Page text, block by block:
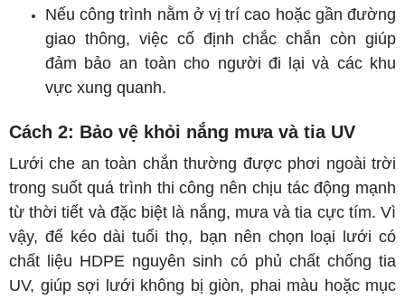
Nếu công trình nằm ở vị trí cao hoặc gần đường
giao thông, việc cố định chắc chắn còn giúp
đảm bảo an toàn cho người đi lại và các khu
vực xung quanh.
Cách 2: Bảo vệ khỏi nắng mưa và tia UV
Lưới che an toàn chắn thường được phơi ngoài trời
trong suốt quá trình thi công nên chịu tác động mạnh
từ thời tiết và đặc biệt là nắng, mưa và tia cực tím. Vì
vậy, để kéo dài tuổi thọ, bạn nên chọn loại lưới có
chất liệu HDPE nguyên sinh có phủ chất chống tia
UV, giúp sợi lưới không bị giòn, phai màu hoặc mục